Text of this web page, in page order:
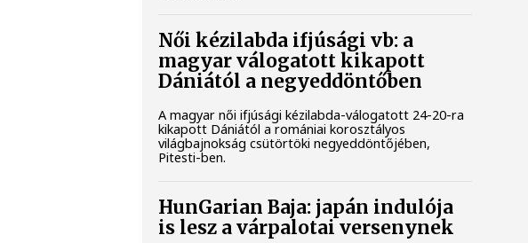
Női kézilabda ifjúsági vb: a
magyar válogatott kikapott
Dániától a negyeddöntőben
A magyar női ifjúsági kézilabda-válogatott 24-20-ra
kikapott Dániától a romániai korosztályos
világbajnokság csütörtöki negyeddöntőjében,
Pitesti-ben.
HunGarian Baja: japán indulója
is lesz a várpalotai versenynek